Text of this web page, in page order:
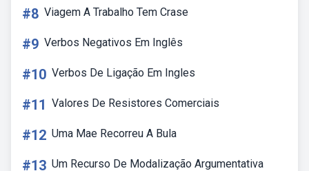
#8 Viagem A Trabalho Tem Crase
#9 Verbos Negativos Em Inglês
#10 Verbos De Ligação Em Ingles
#11 Valores De Resistores Comerciais
#12 Uma Mae Recorreu A Bula
#13 Um Recurso De Modalização Argumentativa